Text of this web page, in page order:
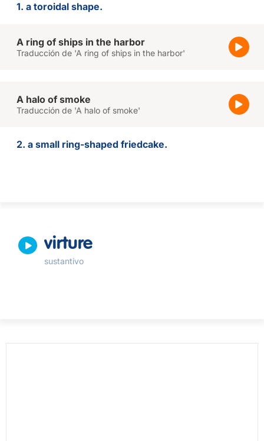
1. a toroidal shape.
A ring of ships in the harbor
Traducción de 'A ring of ships in the harbor'
A halo of smoke
Traducción de 'A halo of smoke'
2. a small ring-shaped friedcake.
virture
sustantivo